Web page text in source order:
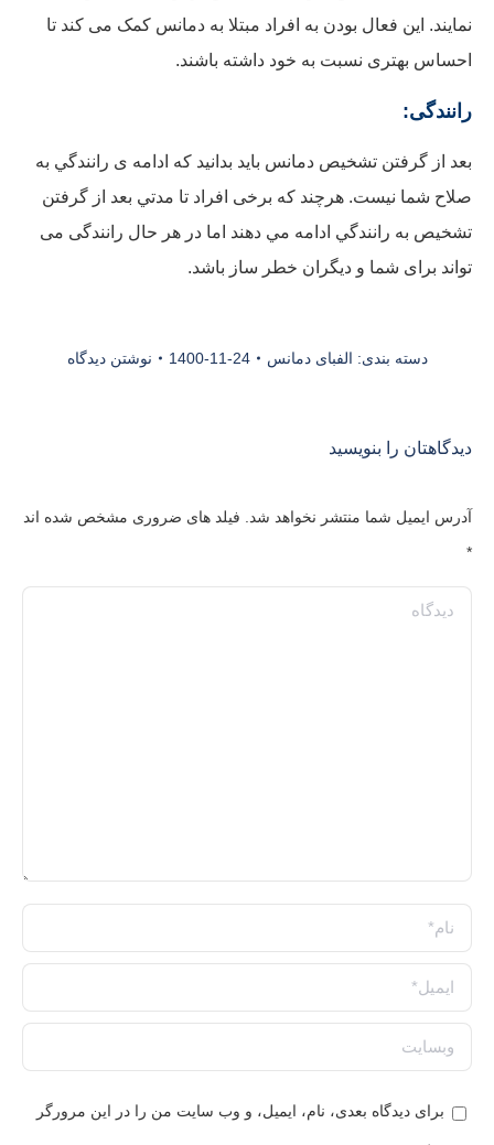
نمایند. این فعال بودن به افراد مبتلا به دمانس کمک می کند تا
احساس بهتری نسبت به خود داشته باشند.
رانندگی:
بعد از گرفتن تشخيص دمانس بايد بدانید که ادامه ی رانندگي به
صلاح شما نیست. هرچند که برخی افراد تا مدتي بعد از گرفتن
تشخيص به رانندگي ادامه مي دهند اما در هر حال رانندگی می
تواند برای شما و دیگران خطر ساز باشد.
دسته بندی: الفبای دمانس 1400-11-24 نوشتن دیدگاه
دیدگاهتان را بنویسید
آدرس ایمیل شما منتشر نخواهد شد. فیلد های ضروری مشخص شده اند
*
دیدگاه
نام *
ایمیل *
وبسایت
برای دیدگاه بعدی، نام، ایمیل، و وب سایت من را در این مرورگر